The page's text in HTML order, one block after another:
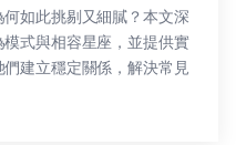
如此挑剔又細膩？本文深
式與相容星座，並提供實
建立穩定關係，解決常見